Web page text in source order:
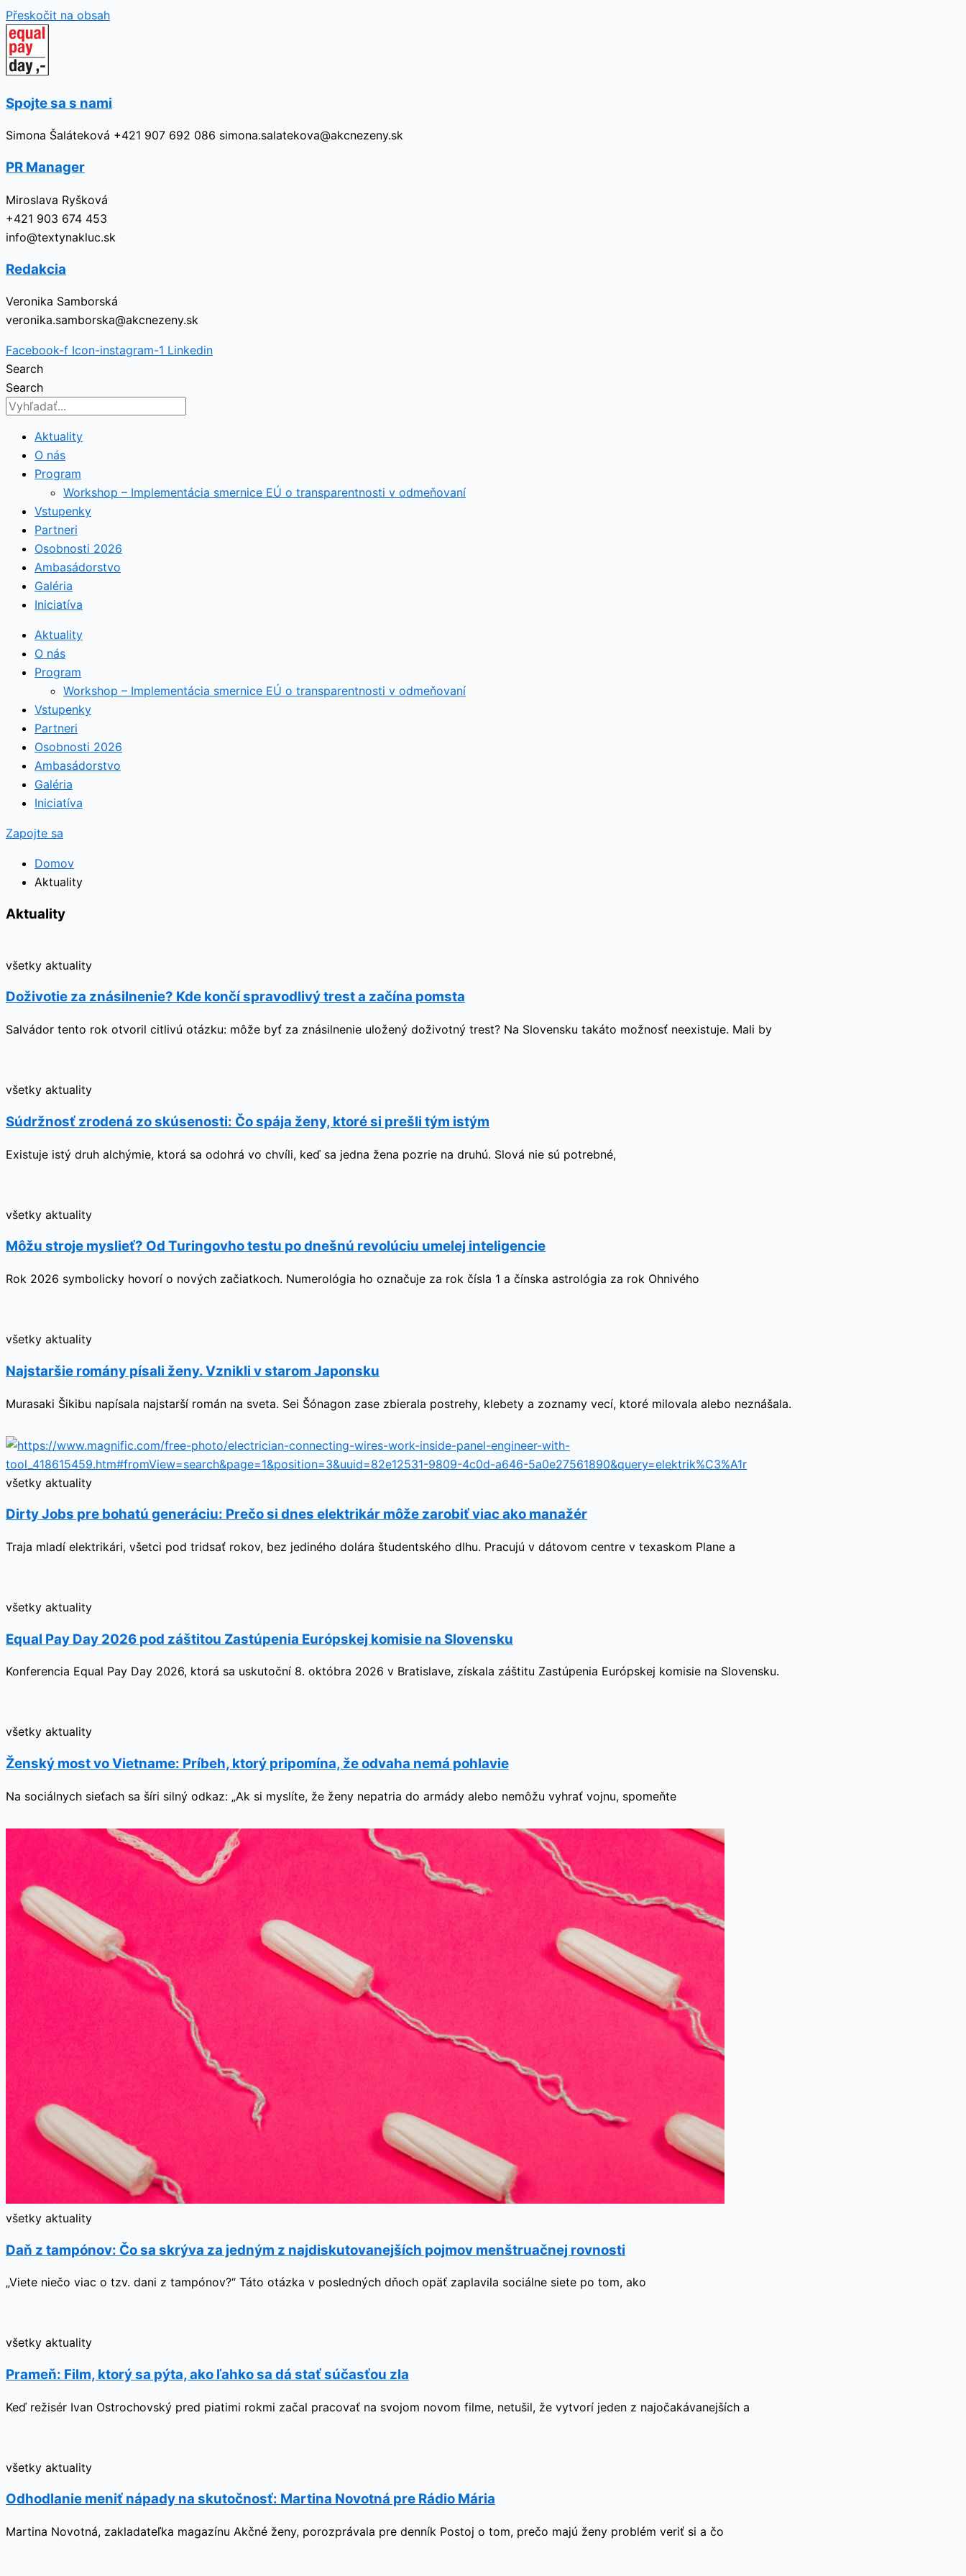
Přeskočit na obsah
Spojte sa s nami
Simona Šaláteková +421 907 692 086 simona.salatekova@akcnezeny.sk
PR Manager
Miroslava Ryšková
+421 903 674 453
info@textynakluc.sk
Redakcia
Veronika Samborská
veronika.samborska@akcnezeny.sk
Facebook-f Icon-instagram-1 Linkedin
Search
Search
Aktuality
O nás
Program
Workshop – Implementácia smernice EÚ o transparentnosti v odmeňovaní
Vstupenky
Partneri
Osobnosti 2026
Ambasádorstvo
Galéria
Iniciatíva
Aktuality
O nás
Program
Workshop – Implementácia smernice EÚ o transparentnosti v odmeňovaní
Vstupenky
Partneri
Osobnosti 2026
Ambasádorstvo
Galéria
Iniciatíva
Zapojte sa
Domov
Aktuality
Aktuality
všetky aktuality
Doživotie za znásilnenie? Kde končí spravodlivý trest a začína pomsta
Salvádor tento rok otvoril citlivú otázku: môže byť za znásilnenie uložený doživotný trest? Na Slovensku takáto možnosť neexistuje. Mali by
všetky aktuality
Súdržnosť zrodená zo skúsenosti: Čo spája ženy, ktoré si prešli tým istým
Existuje istý druh alchýmie, ktorá sa odohrá vo chvíli, keď sa jedna žena pozrie na druhú. Slová nie sú potrebné,
všetky aktuality
Môžu stroje myslieť? Od Turingovho testu po dnešnú revolúciu umelej inteligencie
Rok 2026 symbolicky hovorí o nových začiatkoch. Numerológia ho označuje za rok čísla 1 a čínska astrológia za rok Ohnivého
všetky aktuality
Najstaršie romány písali ženy. Vznikli v starom Japonsku
Murasaki Šikibu napísala najstarší román na sveta. Sei Šónagon zase zbierala postrehy, klebety a zoznamy vecí, ktoré milovala alebo neznášala.
všetky aktuality
Dirty Jobs pre bohatú generáciu: Prečo si dnes elektrikár môže zarobiť viac ako manažér
Traja mladí elektrikári, všetci pod tridsať rokov, bez jediného dolára študentského dlhu. Pracujú v dátovom centre v texaskom Plane a
všetky aktuality
Equal Pay Day 2026 pod záštitou Zastúpenia Európskej komisie na Slovensku
Konferencia Equal Pay Day 2026, ktorá sa uskutoční 8. októbra 2026 v Bratislave, získala záštitu Zastúpenia Európskej komisie na Slovensku.
všetky aktuality
Ženský most vo Vietname: Príbeh, ktorý pripomína, že odvaha nemá pohlavie
Na sociálnych sieťach sa šíri silný odkaz: „Ak si myslíte, že ženy nepatria do armády alebo nemôžu vyhrať vojnu, spomeňte
všetky aktuality
Daň z tampónov: Čo sa skrýva za jedným z najdiskutovanejších pojmov menštruačnej rovnosti
„Viete niečo viac o tzv. dani z tampónov?“ Táto otázka v posledných dňoch opäť zaplavila sociálne siete po tom, ako
všetky aktuality
Prameň: Film, ktorý sa pýta, ako ľahko sa dá stať súčasťou zla
Keď režisér Ivan Ostrochovský pred piatimi rokmi začal pracovať na svojom novom filme, netušil, že vytvorí jeden z najočakávanejších a
všetky aktuality
Odhodlanie meniť nápady na skutočnosť: Martina Novotná pre Rádio Mária
Martina Novotná, zakladateľka magazínu Akčné ženy, porozprávala pre denník Postoj o tom, prečo majú ženy problém veriť si a čo